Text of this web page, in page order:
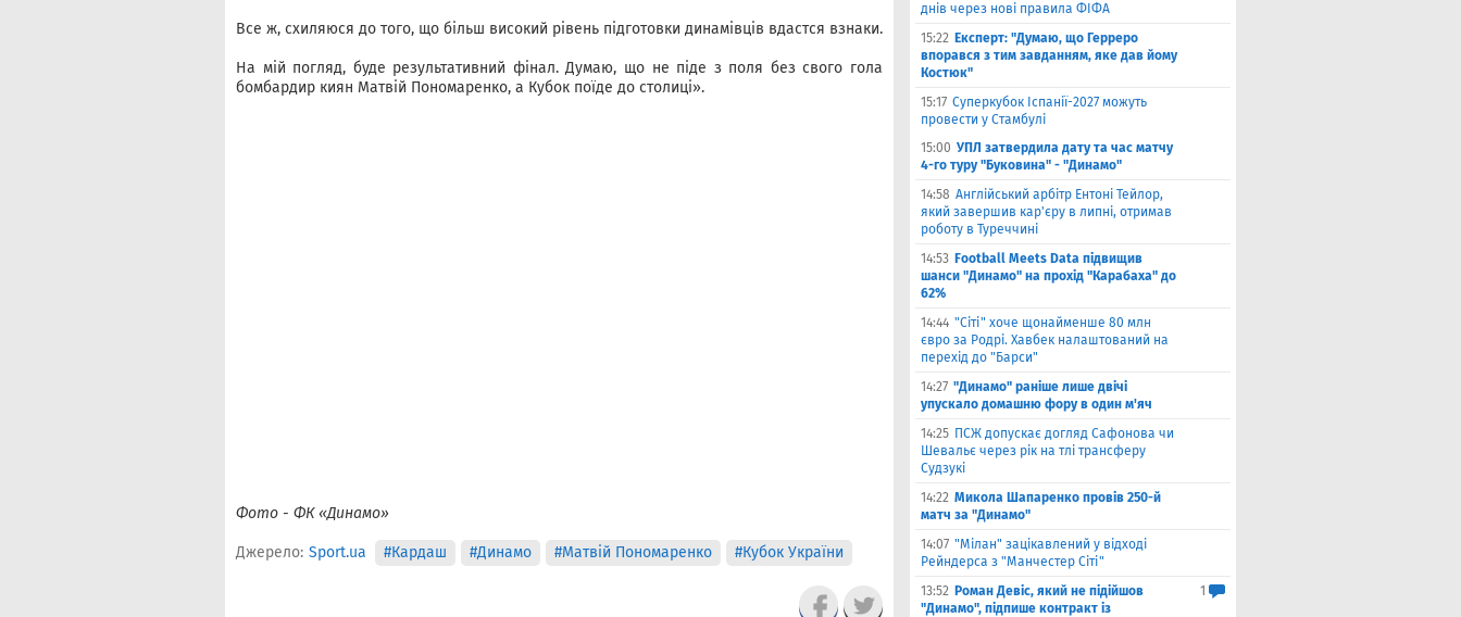
Все ж, схиляюся до того, що більш високий рівень підготовки динамівців вдастся взнаки.
На мій погляд, буде результативний фінал. Думаю, що не піде з поля без свого гола
бомбардир киян Матвій Пономаренко, а Кубок поїде до столиці».
Фото - ФК «Динамо»
Джерело: Sport.ua #Кардаш #Динамо #Матвій Пономаренко #Кубок України
днів через нові правила ФІФА
15:22 Експерт: "Думаю, що Герреро
впорався з тим завданням, яке дав йому
Костюк"
15:17 Суперкубок Іспанії-2027 можуть
провести у Стамбулі
15:00 УПЛ затвердила дату та час матчу
4-го туру "Буковина" - "Динамо"
14:58 Англійський арбітр Ентоні Тейлор,
який завершив кар'єру в липні, отримав
роботу в Туреччині
14:53 Football Meets Data підвищив
шанси "Динамо" на прохід "Карабаха" до
62%
14:44 "Сіті" хоче щонайменше 80 млн
євро за Родрі. Хавбек налаштований на
перехід до "Барси"
14:27 "Динамо" раніше лише двічі
упускало домашню фору в один м'яч
14:25 ПСЖ допускає догляд Сафонова чи
Шевальє через рік на тлі трансферу
Судзукі
14:22 Микола Шапаренко провів 250-й
матч за "Динамо"
14:07 "Мілан" зацікавлений у відході
Рейндерса з "Манчестер Сіті"
13:52 Роман Девіс, який не підійшов
"Динамо", підпише контракт із
1